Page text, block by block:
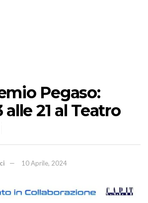
Pegaso:
alle 21 al Teatro
10 Aprile, 2024